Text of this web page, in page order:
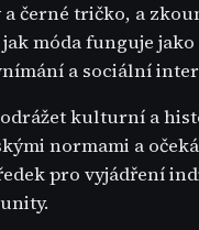
černé tričko, a
móda funguje
a sociální
kulturní a
normami a
pro vyjádření